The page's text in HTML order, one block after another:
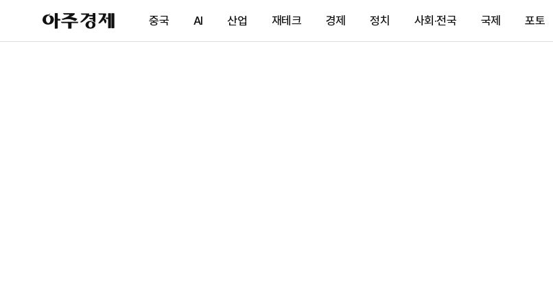
아
주
제
중국 AI 산업 재테크 경제 정치 사회·전국 국제 포토